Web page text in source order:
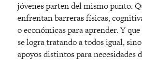
jóvenes parten del mismo punto.
enfrentan barreras físicas,
o económicas para aprender. Y
se logra tratando a todos igual,
apoyos distintos para necesidades